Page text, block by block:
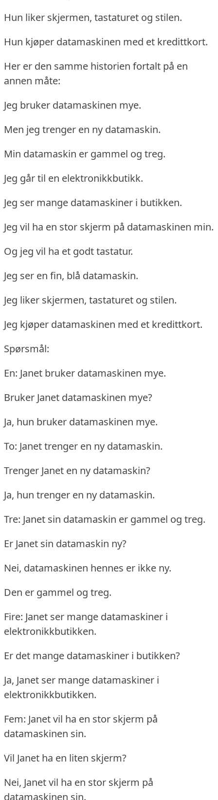
Hun liker skjermen, tastaturet og stilen.
Hun kjøper datamaskinen med et kredittkort.
Her er den samme historien fortalt på en
annen måte:
Jeg bruker datamaskinen mye.
Men jeg trenger en ny datamaskin.
Min datamaskin er gammel og treg.
Jeg går til en elektronikkbutikk.
Jeg ser mange datamaskiner i butikken.
Jeg vil ha en stor skjerm på datamaskinen min.
Og jeg vil ha et godt tastatur.
Jeg ser en fin, blå datamaskin.
Jeg liker skjermen, tastaturet og stilen.
Jeg kjøper datamaskinen med et kredittkort.
Spørsmål:
En: Janet bruker datamaskinen mye.
Bruker Janet datamaskinen mye?
Ja, hun bruker datamaskinen mye.
To: Janet trenger en ny datamaskin.
Trenger Janet en ny datamaskin?
Ja, hun trenger en ny datamaskin.
Tre: Janet sin datamaskin er gammel og treg.
Er Janet sin datamaskin ny?
Nei, datamaskinen hennes er ikke ny.
Den er gammel og treg.
Fire: Janet ser mange datamaskiner i
elektronikkbutikken.
Er det mange datamaskiner i butikken?
Ja, Janet ser mange datamaskiner i
elektronikkbutikken.
Fem: Janet vil ha en stor skjerm på
datamaskinen sin.
Vil Janet ha en liten skjerm?
Nei, Janet vil ha en stor skjerm på
datamaskinen sin.